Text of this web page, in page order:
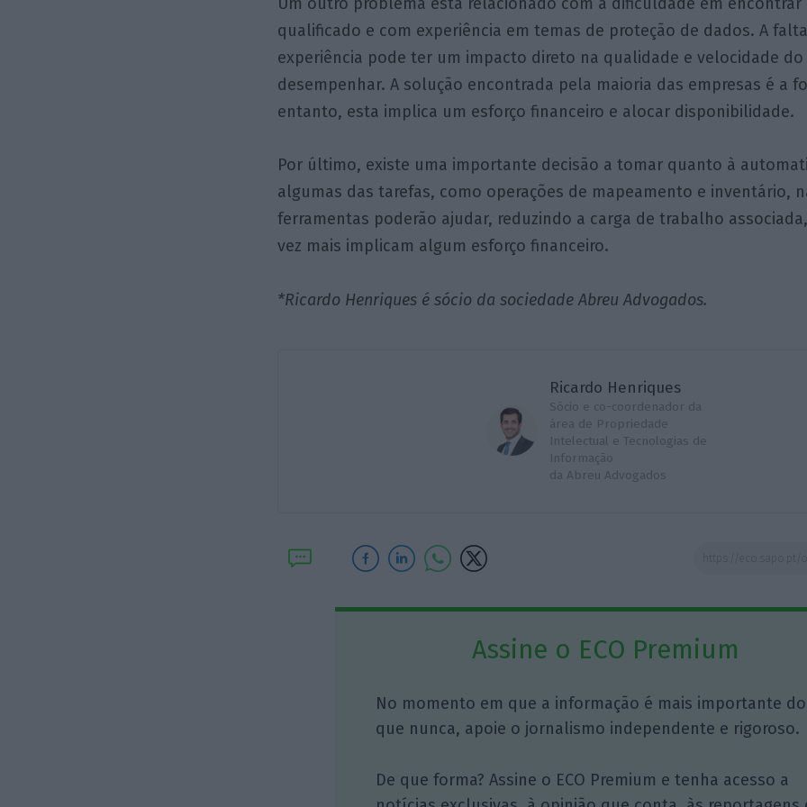
qualificado e com experiência em temas de proteção de dados. A
experiência pode ter um impacto direto na qualidade e velocidade
desempenhar. A solução encontrada pela maioria das empresas é a
entanto, esta implica um esforço financeiro e alocar disponibilidade.
Por último, existe uma importante decisão a tomar quanto à
algumas das tarefas, como operações de mapeamento e inventário,
ferramentas poderão ajudar, reduzindo a carga de trabalho
vez mais implicam algum esforço financeiro.
*Ricardo Henriques é sócio da sociedade Abreu Advogados.
Ricardo Henriques
Sócio e co-coordenador da
área de Propriedade
Intelectual e Tecnologias de
Informação
da Abreu Advogados
Assine o ECO Premium
No momento em que a informação é mais importante do
que nunca, apoie o jornalismo independente e rigoroso.
De que forma? Assine o ECO Premium e tenha acesso a